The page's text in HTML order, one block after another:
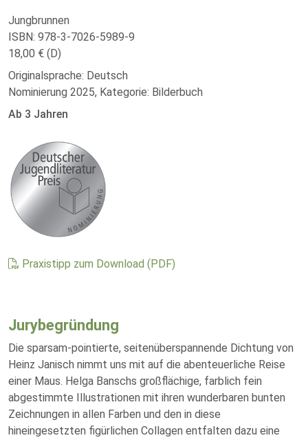
Jungbrunnen
ISBN: 978-3-7026-5989-9
18,00 € (D)
Originalsprache: Deutsch
Nominierung 2025, Kategorie: Bilderbuch
Ab 3 Jahren
Praxistipp zum Download (PDF)
Jurybegründung
Die sparsam-pointierte, seitenüberspannende Dichtung von
Heinz Janisch nimmt uns mit auf die abenteuerliche Reise
einer Maus. Helga Banschs großflächige, farblich fein
abgestimmte Illustrationen mit ihren wunderbaren bunten
Zeichnungen in allen Farben und den in diese
hineingesetzten figürlichen Collagen entfalten dazu eine